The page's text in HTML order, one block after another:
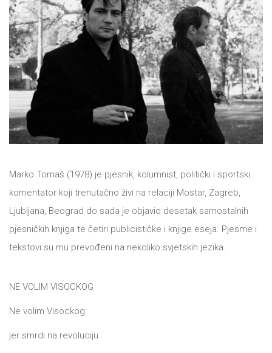
NOVOSTI
O
NAMA
KONTAKT
Marko Tomaš (1978) je pjesnik, kolumnist, politički i sportski
komentator koji trenutačno živi na relaciji Mostar, Zagreb,
Ljubljana, Beograd do sada je objavio desetak samostalnih
pjesničkih knjiga te četiri publicističke i knjige eseja. Pjesme i
tekstovi su mu prevođeni na nekoliko svjetskih jezika.
NE VOLIM VISOCKOG
Ne volim Visockog
jer smrdi na revoluciju